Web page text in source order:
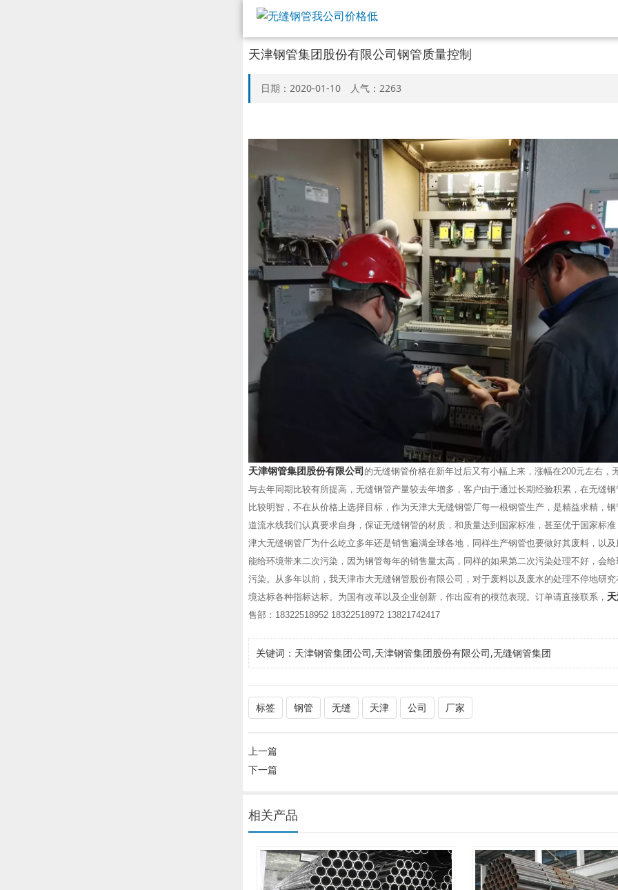
天津钢管集团股份有限公司钢管质量控制
日期：2020-01-10 人气：2263
天津钢管集团股份有限公司的无缝钢管价格在新年过后又有小幅上来，涨幅在200元左右，
与去年同期比较有所提高，无缝钢管产量较去年增多，客户由于通过长期经验积累，在无缝
比较明智，不在从价格上选择目标，作为天津大无缝钢管厂每一根钢管生产，是精益求精，
道流水线我们认真要求自身，保证无缝钢管的材质，和质量达到国家标准，甚至优于国家标
津大无缝钢管厂为什么屹立多年还是销售遍满全球各地，同样生产钢管也要做好其废料，以
能给环境带来二次污染，因为钢管每年的销售量太高，同样的如果第二次污染处理不好，会
污染。从多年以前，我天津市大无缝钢管股份有限公司，对于废料以及废水的处理不停地研
境达标各种指标达标。为国有改革以及企业创新，作出应有的模范表现。订单请直接联系，
售部：18322518952 18322518972 13821742417
关键词： 天津钢管集团公司,天津钢管集团股份有限公司,无缝钢管集团
标签 钢管 无缝 天津 公司 厂家
上一篇
下一篇
相关产品